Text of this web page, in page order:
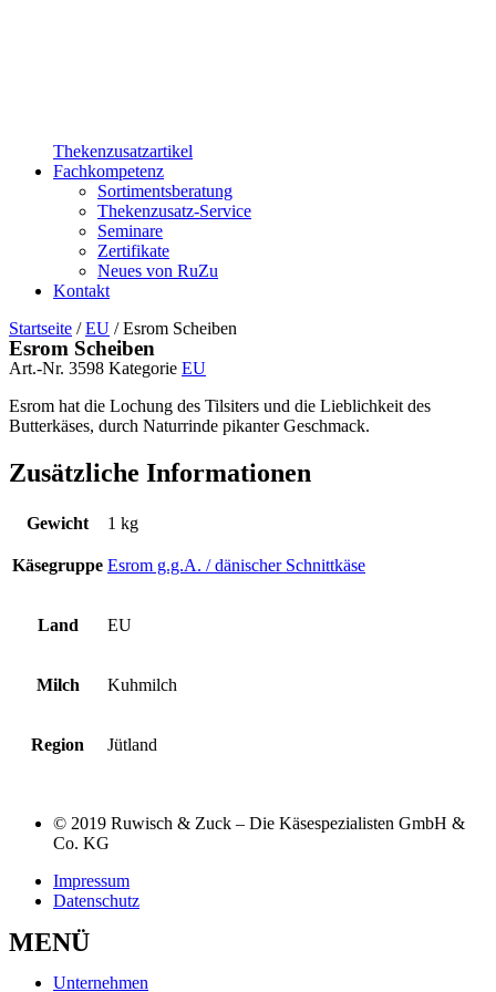
Thekenzusatzartikel
Fachkompetenz
Sortimentsberatung
Thekenzusatz-Service
Seminare
Zertifikate
Neues von RuZu
Kontakt
Startseite /EU / Esrom Scheiben
Esrom Scheiben
Art.-Nr. 3598 Kategorie EU
Esrom hat die Lochung des Tilsiters und die Lieblichkeit des
Butterkäses, durch Naturrinde pikanter Geschmack.
Zusätzliche Informationen
Gewicht 1 kg
Käsegruppe Esrom g.g.A. / dänischer Schnittkäse
Land EU
Milch Kuhmilch
Region Jütland
© 2019 Ruwisch & Zuck – Die Käsespezialisten GmbH &
Co. KG
Impressum
Datenschutz
MENÜ
Unternehmen